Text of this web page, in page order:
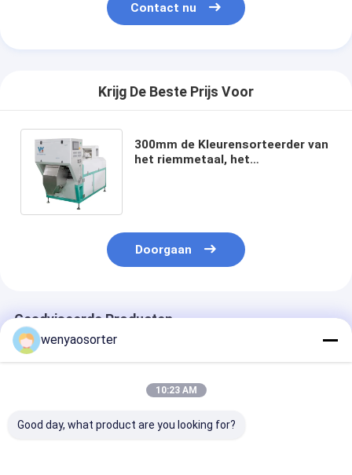
Contact nu
Krijg De Beste Prijs Voor
300mm de Kleurensorteerder van
het riemmetaal, het
Doorgaan
Geadviseerde Producten
wenyaosorter
10:23 AM
Good day, what product are you looking for?